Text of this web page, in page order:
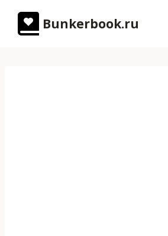
содержимому
Bunkerbook.ru